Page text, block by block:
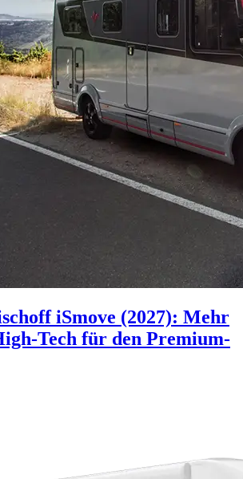
iSmove (2027): Mehr
Tech für den Premium-